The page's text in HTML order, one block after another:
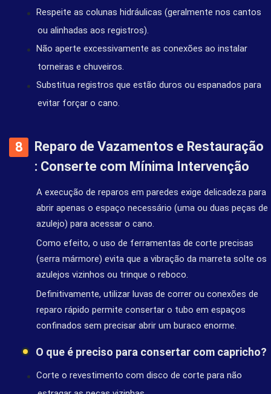
Respeite as colunas hidráulicas (geralmente nos cantos
ou alinhadas aos registros).
Não aperte excessivamente as conexões ao instalar
torneiras e chuveiros.
Substitua registros que estão duros ou espanados para
evitar forçar o cano.
Reparo de Vazamentos e Restauração
: Conserte com Mínima Intervenção
A execução de reparos em paredes exige delicadeza para
abrir apenas o espaço necessário (uma ou duas peças de
azulejo) para acessar o cano.
Como efeito, o uso de ferramentas de corte precisas
(serra mármore) evita que a vibração da marreta solte os
azulejos vizinhos ou trinque o reboco.
Definitivamente, utilizar luvas de correr ou conexões de
reparo rápido permite consertar o tubo em espaços
confinados sem precisar abrir um buraco enorme.
O que é preciso para consertar com capricho?
Corte o revestimento com disco de corte para não